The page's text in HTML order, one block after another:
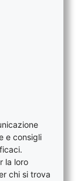
e consigli
la loro
chi si trova